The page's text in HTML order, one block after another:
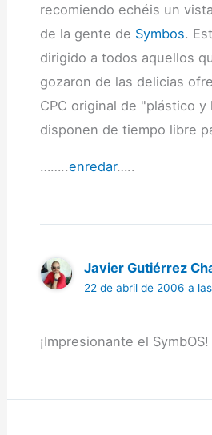
recomiendo echéis un
de la gente de Symbos.
dirigido a todos aquellos
gozaron de las delicias
CPC original de "plástico y
disponen de tiempo libre
……..enredar…..
Javier Gutiérrez
22 de abril de 2006 a
¡Impresionante el SymbOS!